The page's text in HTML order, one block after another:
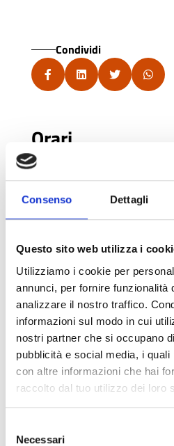
Consenso Dettagli
Questo sito web utilizza i
Utilizziamo i cookie per
annunci, per fornire funzionalità
analizzare il nostro traffico.
informazioni sul modo in cui
nostri partner che si occupano
pubblicità e social media, i
con altre informazioni che hai
raccolto dal tuo utilizzo dei loro
delNecessari
Condividi
Orari
Sabato:15:00 – 17:30
Domenica:
10:00 – 12:00 /
l’ingresso al luogo potrebbe
Tariffe
Le Giornate FAI sono eventi
partecipare a ogni visita con
sostenere la missione della
tessera FAIo fa la tessera
diritto all’accesso prioritario.